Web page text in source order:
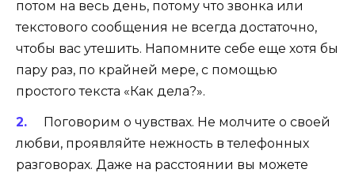
потом на весь день, потому что звонка или
текстового сообщения не всегда достаточно,
чтобы вас утешить. Напомните себе еще хотя бы
пару раз, по крайней мере, с помощью
простого текста «Как дела?».
Поговорим о чувствах. Не молчите о своей
любви, проявляйте нежность в телефонных
разговорах. Даже на расстоянии вы можете